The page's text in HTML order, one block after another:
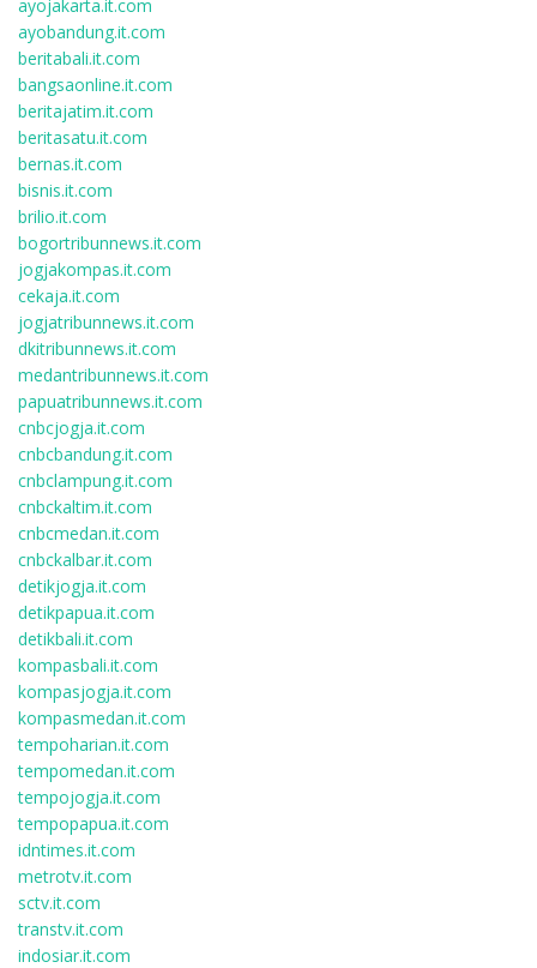
ayojakarta.it.com
ayobandung.it.com
beritabali.it.com
bangsaonline.it.com
beritajatim.it.com
beritasatu.it.com
bernas.it.com
bisnis.it.com
brilio.it.com
bogortribunnews.it.com
jogjakompas.it.com
cekaja.it.com
jogjatribunnews.it.com
dkitribunnews.it.com
medantribunnews.it.com
papuatribunnews.it.com
cnbcjogja.it.com
cnbcbandung.it.com
cnbclampung.it.com
cnbckaltim.it.com
cnbcmedan.it.com
cnbckalbar.it.com
detikjogja.it.com
detikpapua.it.com
detikbali.it.com
kompasbali.it.com
kompasjogja.it.com
kompasmedan.it.com
tempoharian.it.com
tempomedan.it.com
tempojogja.it.com
tempopapua.it.com
idntimes.it.com
metrotv.it.com
sctv.it.com
transtv.it.com
indosiar.it.com